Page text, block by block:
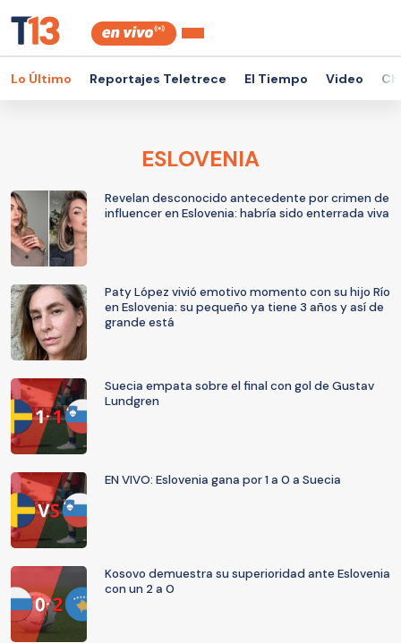
Lo Último Reportajes Teletrece El Tiempo Video
ESLOVENIA
Revelan desconocido antecedente por crimen de
influencer en Eslovenia: habría sido enterrada viva
Paty López vivió emotivo momento con su hijo Río
en Eslovenia: su pequeño ya tiene 3 años y así de
grande está
Suecia empata sobre el final con gol de Gustav
Lundgren
EN VIVO: Eslovenia gana por 1 a 0 a Suecia
Kosovo demuestra su superioridad ante Eslovenia
con un 2 a 0